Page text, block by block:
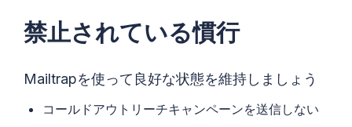
禁止されている慣行
Mailtrapを使って良好な状態を維持しましょう
コールドアウトリーチキャンペーンを送信しない